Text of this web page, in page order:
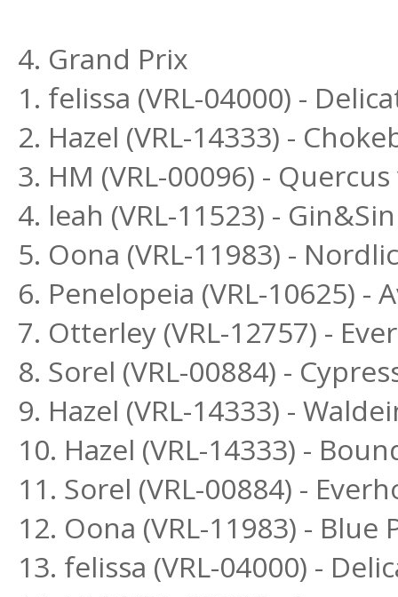
4. Grand Prix
1. felissa (VRL-04000) -
2. Hazel (VRL-14333) -
3. HM (VRL-00096) -
4. leah (VRL-11523) -
5. Oona (VRL-11983) -
6. Penelopeia (VRL-10625) -
7. Otterley (VRL-12757) -
8. Sorel (VRL-00884) -
9. Hazel (VRL-14333) -
10. Hazel (VRL-14333) -
11. Sorel (VRL-00884) -
12. Oona (VRL-11983) -
13. felissa (VRL-04000) -